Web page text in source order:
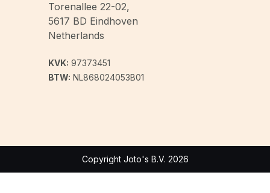
Torenallee 22-02,
5617 BD Eindhoven
Netherlands
KVK: 97373451
BTW: NL868024053B01
Copyright Joto's B.V. 2026